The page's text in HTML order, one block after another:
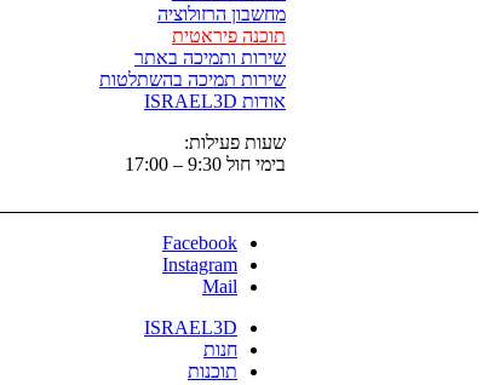
מחשבון הרזולוציה
תוכנה פיראטית
שירות ותמיכה באתר
שירות תמיכה בהשתלטות
אודות ISRAEL3D
שעות פעילות:
בימי חול 9:30 – 17:00
Facebook
Instagram
Mail
ISRAEL3D
חנות
תוכנות